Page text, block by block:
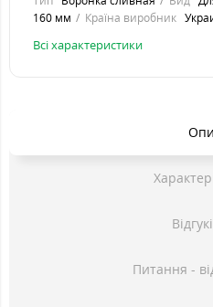
160 мм
Країна виробник
Всі характеристики
Питання -